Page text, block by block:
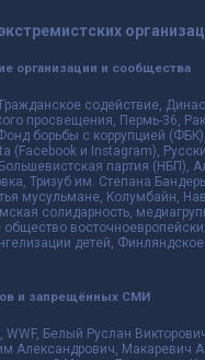
организации и сообщества
содействие,
просвещения, Пермь-36,
борьбы с коррупцией
(Facebook и Instagram),
партия (НБП),
Тризуб им. Степана
мусульмане, Колумбайн,
солидарность,
детей,
и запрещённых СМИ
WWF, Белый Руслан
Александрович, Макаревич